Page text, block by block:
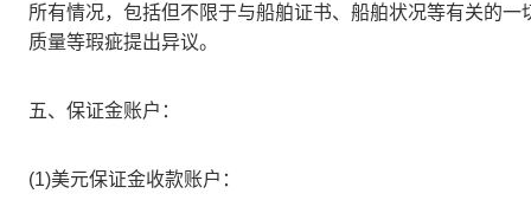
所有情况，包括但不限于与船舶证书、船舶状况等有关的
质量等瑕疵提出异议。
五、保证金账户：
(1)美元保证金收款账户：